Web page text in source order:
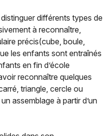
différents types de
à reconnaître,
précis(cube, boule,
les enfants sont entraînés
en fin d’école
reconnaître quelques
triangle, cercle ou
assemblage à partir d’un